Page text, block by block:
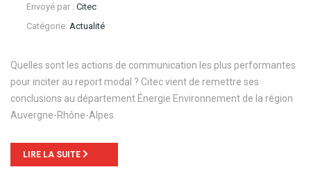
Envoyé par : Citec
Catégorie: Actualité
Quelles sont les actions de communication les plus performantes
pour inciter au report modal ? Citec vient de remettre ses
conclusions au département Énergie Environnement de la région
Auvergne-Rhône-Alpes.
LIRE LA SUITE